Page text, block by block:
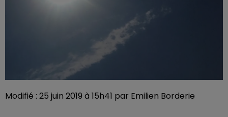
Modifié : 25 juin 2019 à 15h41 par Emilien Borderie